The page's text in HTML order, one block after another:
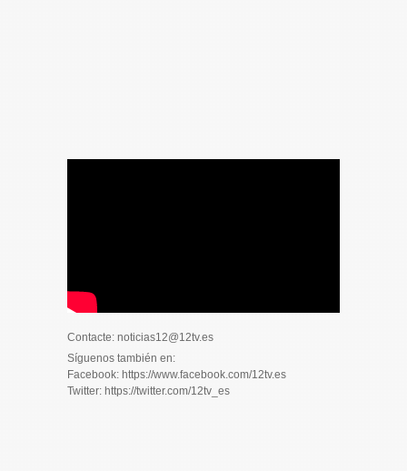
Contacte: noticias12@12tv.es
Síguenos también en:
Facebook: https://www.facebook.com/12tv.es
Twitter: https://twitter.com/12tv_es